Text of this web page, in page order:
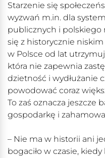
Starzenie się
wyzwań m.in. dla
publicznych i polskiego
się z historycznie
w Polsce od lat
która nie zapewnia
dzietność i wydłużanie
powodować coraz
To zaś oznacza jeszcze
gospodarkę i
– Nie ma w historii ani
bogaciło w czasie, kiedy